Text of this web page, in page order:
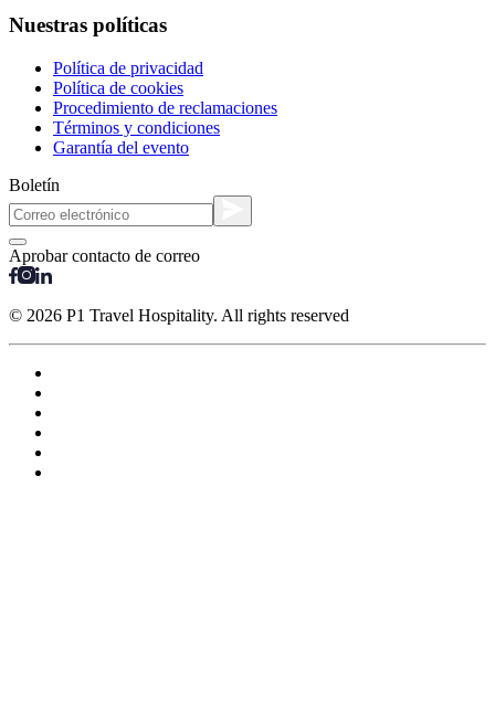
Nuestras políticas
Política de privacidad
Política de cookies
Procedimiento de reclamaciones
Términos y condiciones
Garantía del evento
Boletín
Aprobar contacto de correo
© 2026 P1 Travel Hospitality. All rights reserved